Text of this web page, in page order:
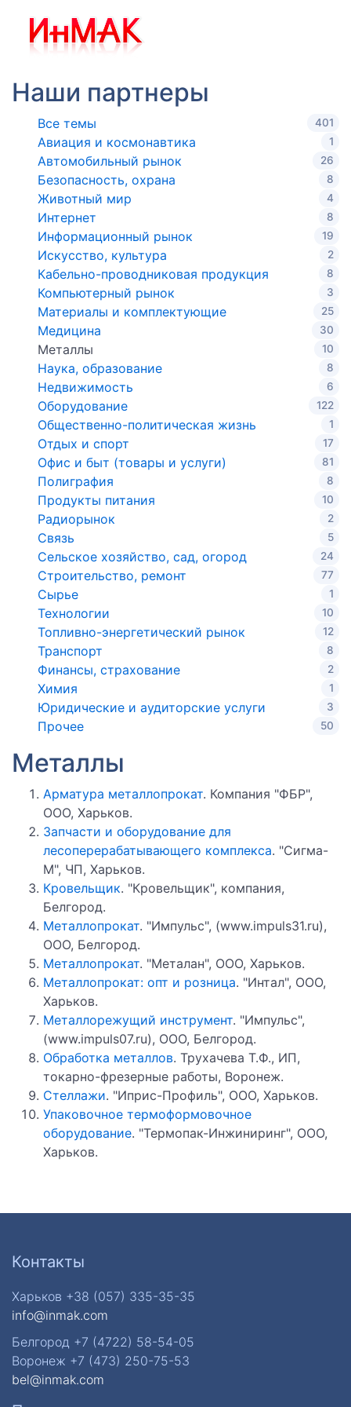
Наши партнеры
Все темы 401
Авиация и космонавтика 1
Автомобильный рынок 26
Безопасность, охрана 8
Животный мир 4
Интернет 8
Информационный рынок 19
Искусство, культура 2
Кабельно-проводниковая продукция 8
Компьютерный рынок 3
Материалы и комплектующие 25
Медицина 30
Металлы 10
Наука, образование 8
Недвижимость 6
Оборудование 122
Общественно-политическая жизнь 1
Отдых и спорт 17
Офис и быт (товары и услуги) 81
Полиграфия 8
Продукты питания 10
Радиорынок 2
Связь 5
Сельское хозяйство, сад, огород 24
Строительство, ремонт 77
Сырье 1
Технологии 10
Топливно-энергетический рынок 12
Транспорт 8
Финансы, страхование 2
Химия 1
Юридические и аудиторские услуги 3
Прочее 50
Металлы
Арматура металлопрокат. Компания "ФБР",
ООО, Харьков.
Запчасти и оборудование для
лесоперерабатывающего комплекса. "Сигма-
М", ЧП, Харьков.
Кровельщик. "Кровельщик", компания,
Белгород.
Металлопрокат. "Импульс", (www.impuls31.ru),
ООО, Белгород.
Металлопрокат. "Металан", ООО, Харьков.
Металлопрокат: опт и розница. "Интал", ООО,
Харьков.
Металлорежущий инструмент. "Импульс",
(www.impuls07.ru), ООО, Белгород.
Обработка металлов. Трухачева Т.Ф., ИП,
токарно-фрезерные работы, Воронеж.
Стеллажи. "Иприс-Профиль", ООО, Харьков.
Упаковочное термоформовочное
оборудование. "Термопак-Инжиниринг", ООО,
Харьков.
Контакты
Харьков +38 (057) 335-35-35
info@inmak.com
Белгород +7 (4722) 58-54-05
Воронеж +7 (473) 250-75-53
bel@inmak.com